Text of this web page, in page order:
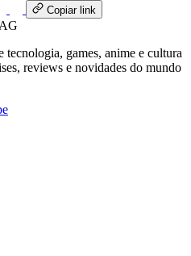
Copiar link
tecnologia, games, anime e cultura
reviews e novidades do mundo